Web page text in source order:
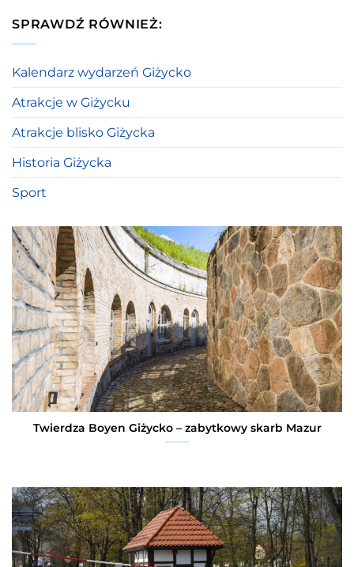
SPRAWDŹ RÓWNIEŻ:
Kalendarz wydarzeń Giżycko
Atrakcje w Giżycku
Atrakcje blisko Giżycka
Historia Giżycka
Sport
Twierdza Boyen Giżycko – zabytkowy skarb Mazur